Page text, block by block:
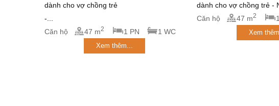
dành cho vợ chồng trẻ
-...
Căn hộ
47 m2 1 PN 1 WC
Xem thêm...
dành cho vợ chồng trẻ -
Căn hộ
47 m2
Xem